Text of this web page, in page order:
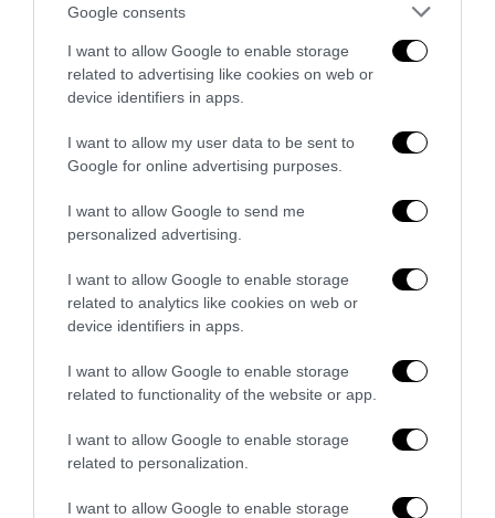
Google consents
I want to allow Google to enable storage
related to advertising like cookies on web or
device identifiers in apps.
I want to allow my user data to be sent to
Google for online advertising purposes.
I want to allow Google to send me
personalized advertising.
I want to allow Google to enable storage
related to analytics like cookies on web or
device identifiers in apps.
I want to allow Google to enable storage
related to functionality of the website or app.
I want to allow Google to enable storage
related to personalization.
I want to allow Google to enable storage
l’antifascismo copia il fascismo
6 Agosto 2026